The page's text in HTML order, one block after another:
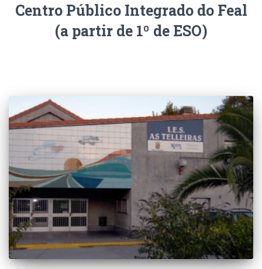
Centro Público Integrado do Feal
(a partir de 1º de ESO)